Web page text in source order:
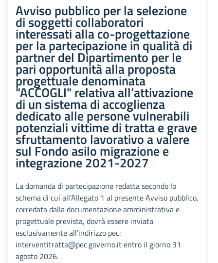
Avviso pubblico per la selezione
di soggetti collaboratori
interessati alla co-progettazione
per la partecipazione in qualità di
partner del Dipartimento per le
pari opportunità alla proposta
progettuale denominata
"ACCOGLI" relativa all’attivazione
di un sistema di accoglienza
dedicato alle persone vulnerabili
potenziali vittime di tratta e grave
sfruttamento lavorativo a valere
sul Fondo asilo migrazione e
integrazione 2021-2027
La domanda di partecipazione redatta secondo lo
schema di cui all’Allegato 1 al presente Avviso pubblico,
corredata dalla documentazione amministrativa e
progettuale prevista, dovrà essere inviata
esclusivamente all’indirizzo pec:
interventitratta@pec.governo.it entro il giorno 31
agosto 2026.